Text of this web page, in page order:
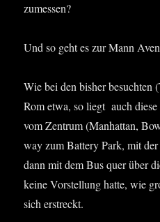
zumessen?
Und so geht es zur Mann
Wie bei den bis­her besuch­ten
Rom etwa, so liegt auch
vom Zen­trum (Man­hat­tan,
way zum Bat­tery Park, mit
dann mit dem Bus quer über
kei­ne Vor­stel­lung hat­te, wie
sich erstreckt.